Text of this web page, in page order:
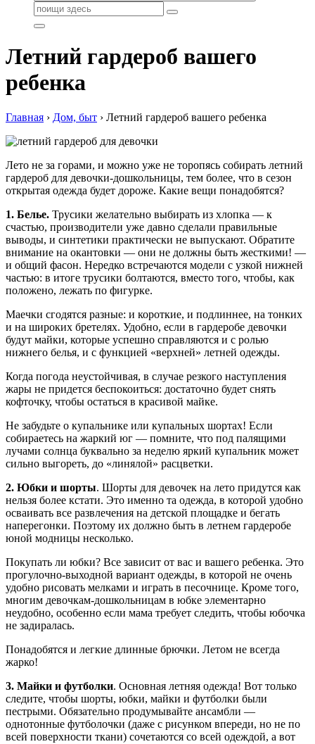
Поиск:
Летний гардероб вашего
ребенка
Главная › Дом, быт › Летний гардероб вашего ребенка
Лето не за горами, и можно уже не торопясь собирать летний
гардероб для девочки-дошкольницы, тем более, что в сезон
открытая одежда будет дороже. Какие вещи понадобятся?
1. Белье. Трусики желательно выбирать из хлопка — к
счастью, производители уже давно сделали правильные
выводы, и синтетики практически не выпускают. Обратите
внимание на окантовки — они не должны быть жесткими! —
и общий фасон. Нередко встречаются модели с узкой нижней
частью: в итоге трусики болтаются, вместо того, чтобы, как
положено, лежать по фигурке.
Маечки сгодятся разные: и короткие, и подлиннее, на тонких
и на широких бретелях. Удобно, если в гардеробе девочки
будут майки, которые успешно справляются и с ролью
нижнего белья, и с функцией «верхней» летней одежды.
Когда погода неустойчивая, в случае резкого наступления
жары не придется беспокоиться: достаточно будет снять
кофточку, чтобы остаться в красивой майке.
Не забудьте о купальнике или купальных шортах! Если
собираетесь на жаркий юг — помните, что под палящими
лучами солнца буквально за неделю яркий купальник может
сильно выгореть, до «линялой» расцветки.
2. Юбки и шорты. Шорты для девочек на лето придутся как
нельзя более кстати. Это именно та одежда, в которой удобно
осваивать все развлечения на детской площадке и бегать
наперегонки. Поэтому их должно быть в летнем гардеробе
юной модницы несколько.
Покупать ли юбки? Все зависит от вас и вашего ребенка. Это
прогулочно-выходной вариант одежды, в которой не очень
удобно рисовать мелками и играть в песочнице. Кроме того,
многим девочкам-дошкольницам в юбке элементарно
неудобно, особенно если мама требует следить, чтобы юбочка
не задиралась.
Понадобятся и легкие длинные брючки. Летом не всегда
жарко!
3. Майки и футболки. Основная летняя одежда! Вот только
следите, чтобы шорты, юбки, майки и футболки были
пестрыми. Обязательно продумывайте ансамбли —
однотонные футболочки (даже с рисунком впереди, но не по
всей поверхности ткани) сочетаются со всей одеждой, а вот